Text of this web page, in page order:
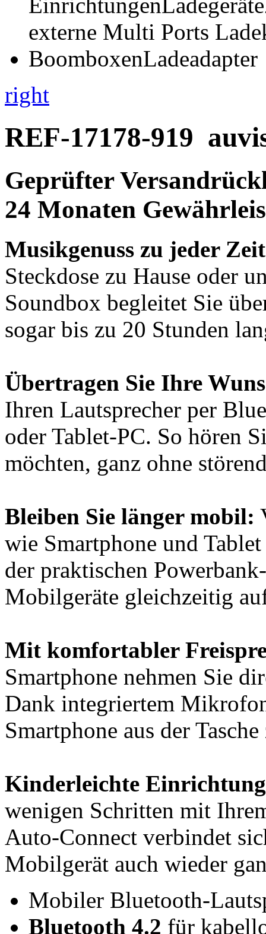
right
REF-17178-919
Geprüfter
24 Monaten
Musikgenuss zu jeder
Steckdose zu Hause oder
Soundbox begleitet Sie
sogar bis zu 20 Stunden
Übertragen Sie Ihre
Ihren Lautsprecher per
oder Tablet-PC. So hören
möchten, ganz ohne
Bleiben Sie länger mobil:
wie Smartphone und
der praktischen
Mobilgeräte gleichzeitig
Mit komfortabler
Smartphone nehmen Sie
Dank integriertem
Smartphone aus der
Kinderleichte
wenigen Schritten mit
Auto-Connect verbindet
Mobilgerät auch wieder
Mobiler Bluetooth-
Bluetooth 4.2 für